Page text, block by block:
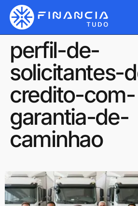
perfil-de-
solicitantes-
credito-com-
garantia-de-
caminhao